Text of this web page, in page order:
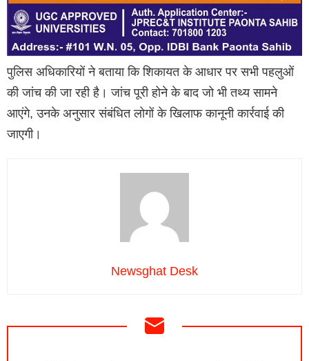
पुलिस अधिकारियों ने बताया कि शिकायत के आधार पर सभी पहलुओं
की जांच की जा रही है। जांच पूरी होने के बाद जो भी तथ्य सामने
आएंगे, उनके अनुसार संबंधित लोगों के खिलाफ कानूनी कार्रवाई की
जाएगी।
Newsghat Desk